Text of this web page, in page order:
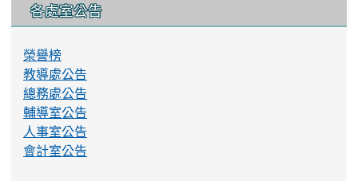
各處室公告
榮譽榜
教導處公告
總務處公告
輔導室公告
人事室公告
會計室公告